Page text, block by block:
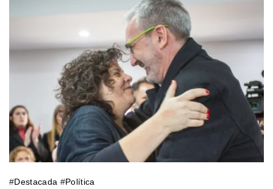
#Destacada #Política